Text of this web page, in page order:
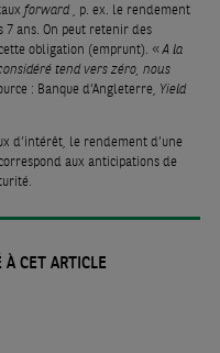
forward, p. ex. le rendement
7 ans. On peut retenir des
obligation (emprunt). «A la
tend vers zéro, nous
: Banque d’Angleterre, Yield
d’intérêt, le rendement d’une
aux anticipations de
À CET ARTICLE